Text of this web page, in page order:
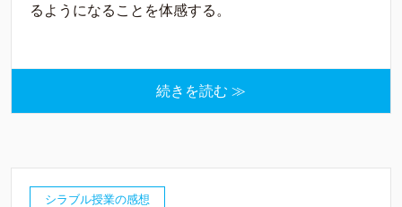
るようになることを体感する。
続きを読む ≫
シラブル授業の感想